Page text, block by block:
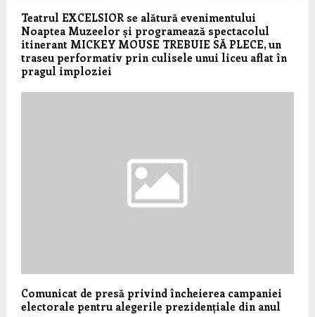
Teatrul EXCELSIOR se alătură evenimentului
Noaptea Muzeelor și programează spectacolul
itinerant MICKEY MOUSE TREBUIE SĂ PLECE, un
traseu performativ prin culisele unui liceu aflat în
pragul imploziei
Comunicat de presă privind încheierea campaniei
electorale pentru alegerile prezidențiale din anul